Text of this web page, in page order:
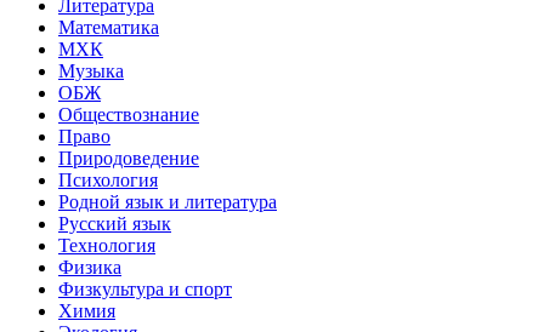
Литература
Математика
МХК
Музыка
ОБЖ
Обществознание
Право
Природоведение
Психология
Родной язык и литература
Русский язык
Технология
Физика
Физкультура и спорт
Химия